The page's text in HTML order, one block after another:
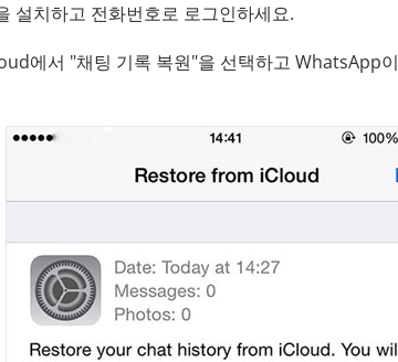
설치하고 전화번호로 로그인하세요.
에서 "채팅 기록 복원"을 선택하고 WhatsApp이